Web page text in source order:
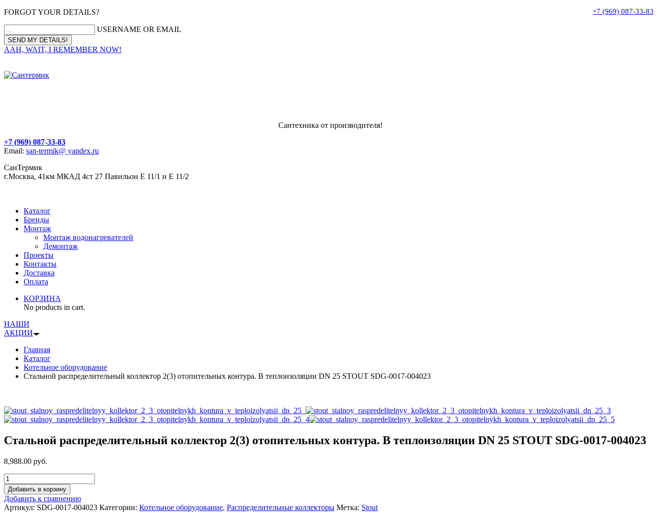
FORGOT YOUR DETAILS?
USERNAME OR EMAIL
AAH, WAIT, I REMEMBER NOW!
+7 (969) 087-33-83
Сантехника от производителя!
+7 (969) 087-33-83
Email: san-termik@ yandex.ru
СанТермик
г.Москва, 41км МКАД 4ст 27 Павильон Е 11/1 и Е 11/2
Каталог
Бренды
Монтаж
Монтаж водонагревателей
Демонтаж
Проекты
Контакты
Доставка
Оплата
КОРЗИНА
No products in cart.
НАШИ
АКЦИИ
Главная
Каталог
Котельное оборудование
Стальной распределительный коллектор 2(3) отопительных контура. В теплоизоляции DN 25 STOUT SDG-0017-004023
Стальной распределительный коллектор 2(3) отопительных контура. В теплоизоляции DN 25 STOUT SDG-0017-004023
8,988.00 руб.
Добавить в корзину
Добавить к сравнению
Артикул: SDG-0017-004023 Категории: Котельное оборудование, Распределительные коллекторы Метка: Stout